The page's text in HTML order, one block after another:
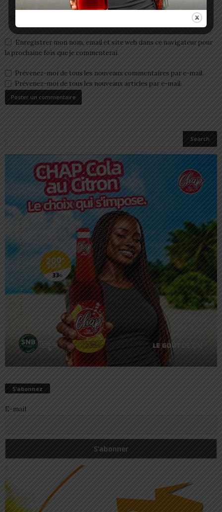
Enregistrer mon nom, email et site web dans ce navigateur pour
la prochaine fois que je commenterai.
Prévenez-moi de tous les nouveaux commentaires par e-mail.
Prévenez-moi de tous les nouveaux articles par e-mail.
S’abonnez
E-mail